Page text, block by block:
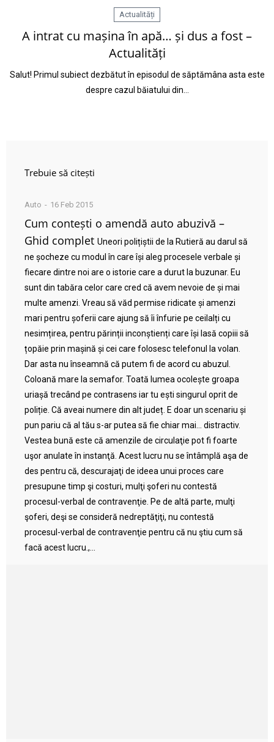
Actualități
A intrat cu mașina în apă… și dus a fost –
Actualități
Salut! Primul subiect dezbătut în episodul de săptămâna asta este
despre cazul băiatului din…
Trebuie să citești
Auto 16 Feb 2015
Cum contești o amendă auto abuzivă –
Ghid complet Uneori polițiștii de la Rutieră au darul să
ne șocheze cu modul în care își aleg procesele verbale și
fiecare dintre noi are o istorie care a durut la buzunar. Eu
sunt din tabăra celor care cred că avem nevoie de și mai
multe amenzi. Vreau să văd permise ridicate și amenzi
mari pentru șoferii care ajung să îi înfurie pe ceilalți cu
nesimțirea, pentru părinții inconștienți care își lasă copiii să
țopăie prin mașină și cei care folosesc telefonul la volan.
Dar asta nu înseamnă că putem fi de acord cu abuzul.
Coloană mare la semafor. Toată lumea ocolește groapa
uriașă trecând pe contrasens iar tu ești singurul oprit de
poliție. Că aveai numere din alt județ. E doar un scenariu și
pun pariu că al tău s-ar putea să fie chiar mai… distractiv.
Vestea bună este că amenzile de circulaţie pot fi foarte
uşor anulate în instanţă. Acest lucru nu se întâmplă aşa de
des pentru că, descurajaţi de ideea unui proces care
presupune timp şi costuri, mulţi şoferi nu contestă
procesul-verbal de contravenţie. Pe de altă parte, mulţi
şoferi, deşi se consideră nedreptăţiţi, nu contestă
procesul-verbal de contravenţie pentru că nu ştiu cum să
facă acest lucru.,...